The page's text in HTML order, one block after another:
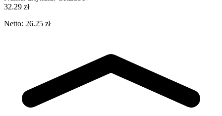
32.29 zł
Netto: 26.25 zł